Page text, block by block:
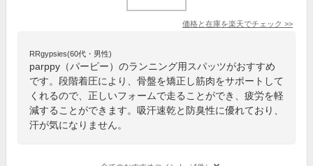
価格と在庫を楽天でチェック >>
RRgypsies(60代・男性)
parppy（パーピー）のランニング用スパッツがおすすめ
です。段階着圧により、骨盤を矯正し筋肉をサポートして
くれるので、正しいフォームで走ることができ、疲労を軽
減することができます。吸汗速乾と防臭性に優れており、
汗が気になりません。